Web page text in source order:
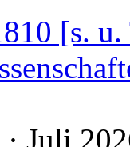
[s.
· Juli